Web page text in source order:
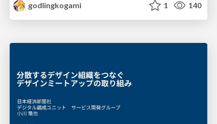
godlingkogami
1 140